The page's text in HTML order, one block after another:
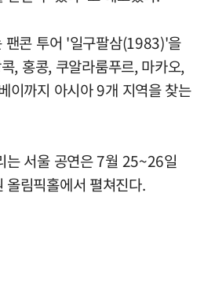
팬콘 투어 '일구팔삼(1983)'을
, 홍콩, 쿠알라룸푸르, 마카오,
이까지 아시아 9개 지역을 찾는
는 서울 공연은 7월 25~26일
올림픽홀에서 펼쳐진다.